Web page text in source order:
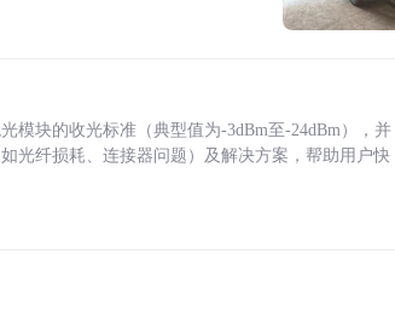
模块的收光标准（典型值为-3dBm至-24dBm），并
光纤损耗、连接器问题）及解决方案，帮助用户快